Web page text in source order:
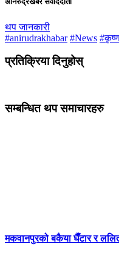
थप जानकारी
#anirudrakhabar #News
प्रतिक्रिया दिनुहोस्
सम्बन्धित थप समाचारहरु
मकवानपुरको बकैया घैँटार र